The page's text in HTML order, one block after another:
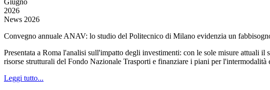
Giugno
2026
News 2026
Convegno annuale ANAV: lo studio del Politecnico di Milano evidenzia un
Presentata a Roma l'analisi sull'impatto degli investimenti: con le sole misure attuali
risorse strutturali del Fondo Nazionale Trasporti e finanziare i piani per l'intermodalità
Leggi tutto...